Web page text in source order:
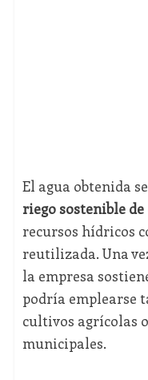
El agua obtenida
riego sostenible
recursos hídricos
reutilizada. Una
la empresa
podría emplearse
cultivos agrícolas
municipales.